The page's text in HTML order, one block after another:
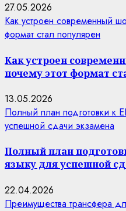
27.05.2026
Как устроен современный
формат стал популярен
Как устроен
почему этот формат
13.05.2026
Полный план подготовки к
успешной сдачи экзамена
Полный план
языку для успешной
22.04.2026
Преимущества трансфера